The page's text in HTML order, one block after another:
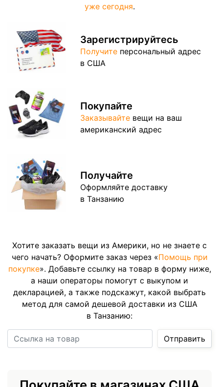
уже сегодня.
Зарегистрируйтесь
Получите персональный адрес
в США
Покупайте
Заказывайте вещи на ваш
американский адрес
Получайте
Оформляйте доставку
в Танзанию
Хотите заказать вещи из Америки, но не знаете с
чего начать? Оформите заказ через «Помощь при
покупке». Добавьте ссылку на товар в форму ниже,
а наши операторы помогут с выкупом и
декларацией, а также подскажут, какой выбрать
метод для самой дешевой доставки из США
в Танзанию:
Отправить